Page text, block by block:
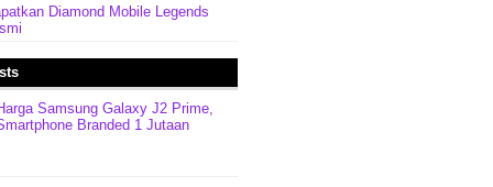
Diamond Mobile Legends
Samsung Galaxy J2 Prime,
Branded 1 Jutaan